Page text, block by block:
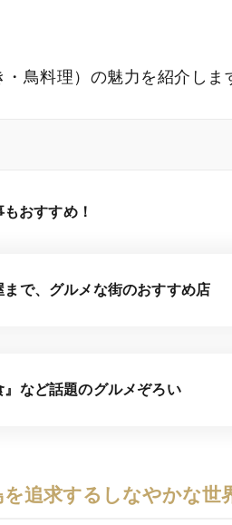
鳥料理）の魅力を紹介しま
おすすめ！
で、グルメな街のおすすめ店
など話題のグルメぞろい
追求するしなやかな世